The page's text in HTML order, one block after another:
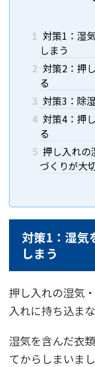
1 対策1：湿
しまう
2 対策2：押
る
3 対策3：除
4 対策4：押
る
5 押し入れの
づくりが大
対策1：湿気
しまう
押し入れの湿気
入れに持ち込ま
湿気を含んだ衣
てからしまいまし